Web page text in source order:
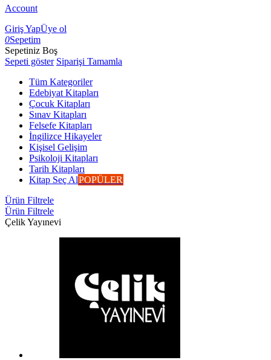
Account
Giriş YapÜye ol
0Sepetim
Sepetiniz Boş
Sepeti göster Siparişi Tamamla
Tüm Kategoriler
Edebiyat Kitapları
Çocuk Kitapları
Sınav Kitapları
Felsefe Kitapları
İngilizce Hikayeler
Kişisel Gelişim
Psikoloji Kitapları
Tarih Kitapları
Kitap Seç AlPOPÜLER
Ürün Filtrele
Ürün Filtrele
Çelik Yayınevi